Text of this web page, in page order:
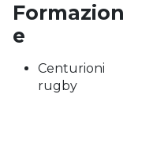
Formazion
e
Centurioni
rugby